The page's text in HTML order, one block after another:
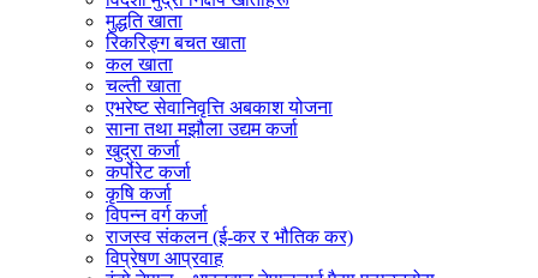
मुद्धति खाता
रिकरिङ्ग बचत खाता
कल खाता
चल्ती खाता
एभरेष्ट सेवानिवृत्ति अबकाश योजना
साना तथा मझौला उद्यम कर्जा
खुद्रा कर्जा
कर्पोरेट कर्जा
कृषि कर्जा
विपन्न वर्ग कर्जा
राजस्व संकलन (ई-कर र भौतिक कर)
विप्रेषण आप्रवाह